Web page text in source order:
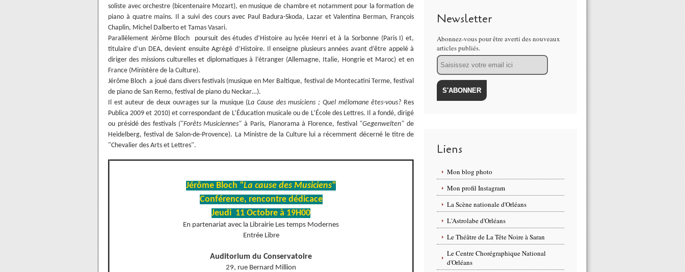
soliste avec orchestre (bicentenaire Mozart), en musique de chambre et notamment pour la formation de
piano à quatre mains. Il a suivi des cours avec Paul Badura-Skoda, Lazar et Valentina Berman, François
Chaplin, Michel Dalberto et Tamas Vasari.
Parallèlement Jérôme Bloch poursuit des études d’Histoire au lycée Henri et à la Sorbonne (Paris I) et,
titulaire d’un DEA, devient ensuite Agrégé d’Histoire. Il enseigne plusieurs années avant d’être appelé à
diriger des missions culturelles et diplomatiques à l’étranger (Allemagne, Italie, Hongrie et Maroc) et en
France (Ministère de la Culture).
Jérôme Bloch a joué dans divers festivals (musique en Mer Baltique, festival de Montecatini Terme, festival
de piano de San Remo, festival de piano du Neckar…).
Il est auteur de deux ouvrages sur la musique (La Cause des musiciens ; Quel mélomane êtes-vous? Res
Publica 2009 et 2010) et correspondant de L’Éducation musicale ou de L’École des Lettres. Il a fondé, dirigé
ou présidé des festivals ("Forêts Musiciennes" à Paris, Pianorama à Florence, festival "Gegenwelten" de
Heidelberg, festival de Salon-de-Provence). La Ministre de la Culture lui a récemment décerné le titre de
"Chevalier des Arts et Lettres".
Jérôme Bloch "La cause des Musiciens"
Conférence, rencontre dédicace
Jeudi 11 Octobre à 19H00
En partenariat avec la Librairie Les temps Modernes
Entrée Libre
Auditorium du Conservatoire
29, rue Bernard Million
Newsletter
Abonnez-vous pour être averti des nouveaux
articles publiés.
Email
Liens
Mon blog photo
Mon profil Instagram
La Scène nationale d'Orléans
L'Astrolabe d'Orléans
Le Théâtre de La Tête Noire à Saran
Le Centre Chorégraphique National
d'Orléans